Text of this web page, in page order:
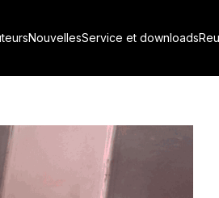
NouvellesService et downloads